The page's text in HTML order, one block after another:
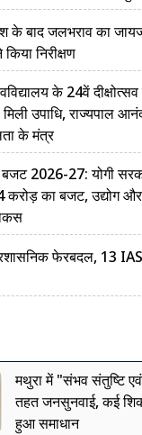
के बाद जलभराव का
निरीक्षण
के 24वें
मिली उपाधि, राज्यपाल
के मंत्र
2026-27: योगी
का बजट, उद्योग और
फेरबदल, 13
मथुरा में "संभव संतुष्टि
तहत जनसुनवाई, कई
हुआ समाधान